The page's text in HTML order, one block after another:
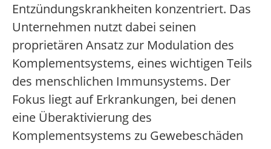
Entzündungskrankheiten konzentriert. Das
Unternehmen nutzt dabei seinen
proprietären Ansatz zur Modulation des
Komplementsystems, eines wichtigen Teils
des menschlichen Immunsystems. Der
Fokus liegt auf Erkrankungen, bei denen
eine Überaktivierung des
Komplementsystems zu Gewebeschäden